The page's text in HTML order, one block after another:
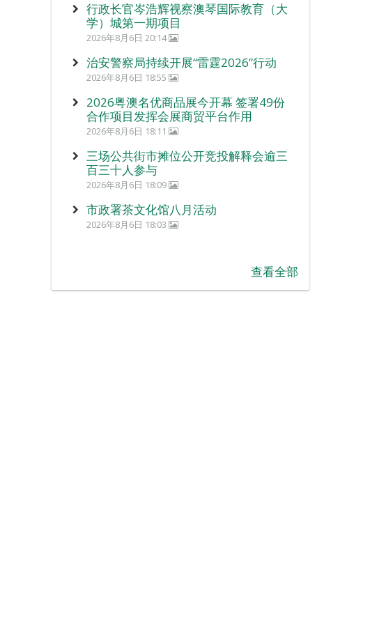
行政长官岑浩辉视察澳琴国际教育（大
学）城第一期项目
2026年8月6日 20:14
治安警察局持续开展“雷霆2026”行动
2026年8月6日 18:55
2026粤澳名优商品展今开幕 签署49份
合作项目发挥会展商贸平台作用
2026年8月6日 18:11
三场公共街市摊位公开竞投解释会逾三
百三十人参与
2026年8月6日 18:09
市政署茶文化馆八月活动
2026年8月6日 18:03
查看全部